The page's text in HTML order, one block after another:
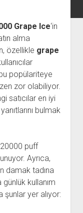
Hilesi
Grape Ice‘in
alma
özellikle grape
popülariteye
zor olabiliyor.
satıcılar en iyi
bulmak
puff
Ayrıca,
damak tadına
kullanım
şunlar yer alıyor: